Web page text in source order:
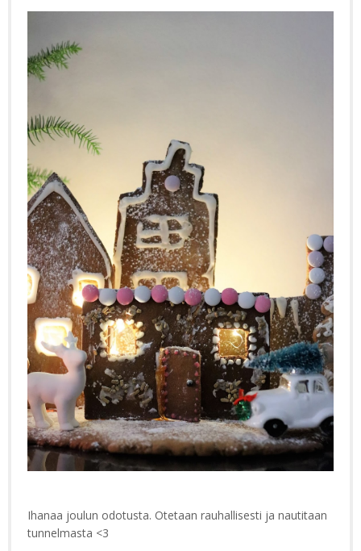
Ihanaa joulun odotusta. Otetaan rauhallisesti ja nautitaan
tunnelmasta <3